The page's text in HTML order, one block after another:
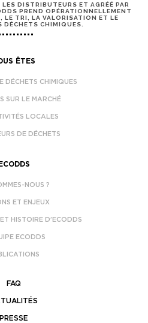
DISTRIBUTEURS ET AGRÉÉ PAR
PREND OPÉRATIONNELLEMENT
LE TRI, LA VALORISATION ET LE
DÉCHETS CHIMIQUES.
ÊTES
DÉCHETS CHIMIQUES
SUR LE MARCHÉ
LOCALES
DE DÉCHETS
ECODDS
NOUS ?
ET ENJEUX
HISTOIRE D’ECODDS
ECODDS
FAQ
PRESSE